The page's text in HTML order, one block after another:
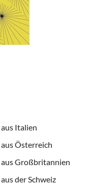
aus Italien
aus Österreich
aus Großbritannien
der Schweiz